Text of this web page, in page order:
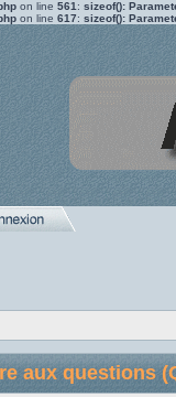
on line 561 : sizeof():
on line 617: sizeof():
aux questions